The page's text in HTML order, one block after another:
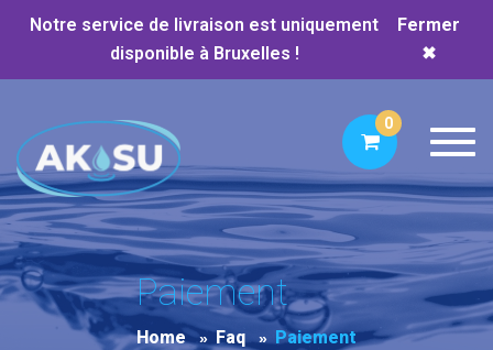
Notre service de livraison est uniquement
disponible à Bruxelles !
Fermer
✖
0
Paiement
Home Faq Paiement